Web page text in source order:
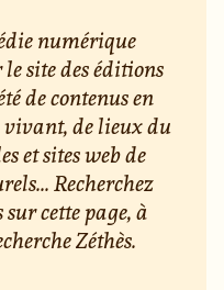
numérique
site des éditions
de contenus en
vivant, de lieux du
et sites web de
Recherchez
cette page, à
Zéthès.